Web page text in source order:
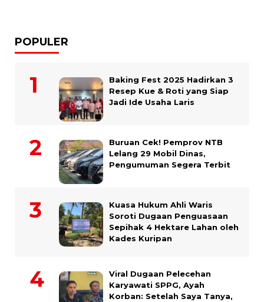
POPULER
Baking Fest 2025 Hadirkan 3
Resep Kue & Roti yang Siap
Jadi Ide Usaha Laris
Buruan Cek! Pemprov NTB
Lelang 29 Mobil Dinas,
Pengumuman Segera Terbit
Kuasa Hukum Ahli Waris
Soroti Dugaan Penguasaan
Sepihak 4 Hektare Lahan oleh
Kades Kuripan
Viral Dugaan Pelecehan
Karyawati SPPG, Ayah
Korban: Setelah Saya Tanya,